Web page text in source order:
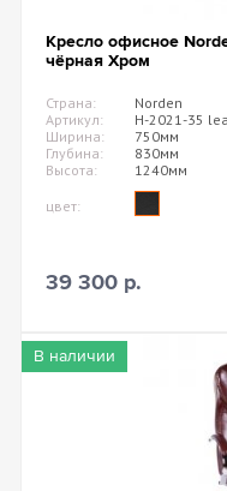
Кресло офисное
чёрная Хром
Страна:
Norden
Артикул:
H-2021-35
Ширина:
750мм
Глубина:
830мм
Высота:
1240мм
цвет:
39 300 р.
В наличии